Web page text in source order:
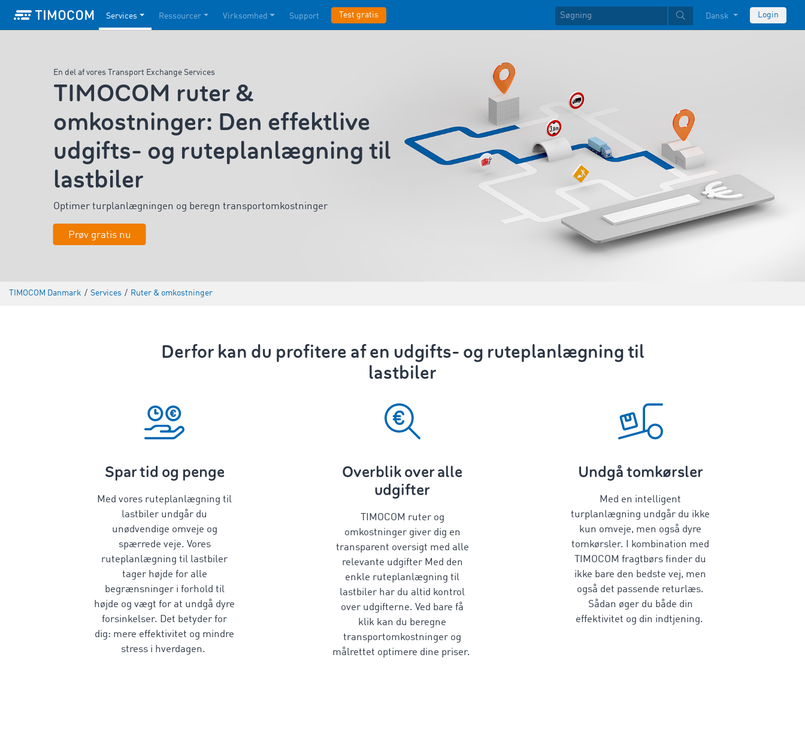
Services Ressourcer Virksomhed Support Test gratis Dansk Login
En del af vores Transport Exchange Services
TIMOCOM ruter &
omkostninger: Den effektlive
udgifts- og ruteplanlægning til
lastbiler
Optimer turplanlægningen og beregn transportomkostninger
Prøv gratis nu
TIMOCOM Danmark / Services / Ruter & omkostninger
Derfor kan du profitere af en udgifts- og ruteplanlægning til
lastbiler
Spar tid og penge
Med vores ruteplanlægning til
lastbiler undgår du
unødvendige omveje og
spærrede veje. Vores
ruteplanlægning til lastbiler
tager højde for alle
begrænsninger i forhold til
højde og vægt for at undgå dyre
forsinkelser. Det betyder for
dig: mere effektivitet og mindre
stress i hverdagen.
Overblik over alle
udgifter
TIMOCOM ruter og
omkostninger giver dig en
transparent oversigt med alle
relevante udgifterMed den
enkle ruteplanlægning til
lastbiler har du altid kontrol
over udgifterne. Ved bare få
klik kan du beregne
transportomkostninger og
målrettet optimere dine priser.
Undgå tomkørsler
Med en intelligent
turplanlægning undgår du ikke
kun omveje, men også dyre
tomkørsler. I kombination med
TIMOCOM fragtbørs finder du
ikke bare den bedste vej, men
også det passende returlæs.
Sådan øger du både din
effektivitet og din indtjening.